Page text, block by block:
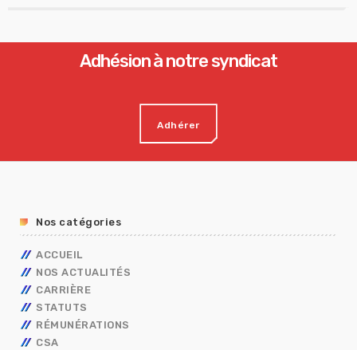
Adhésion à notre syndicat
Adhérer
Nos catégories
ACCUEIL
NOS ACTUALITÉS
CARRIÈRE
AVANCEMENT
TECHNIQUES
MOBILITÉ
CAP
STATUTS
FONCTIONNAIRES
OUVRIER DE L’ETAT
RÉMUNÉRATIONS
CALENDRIER DE PAYE
CSA